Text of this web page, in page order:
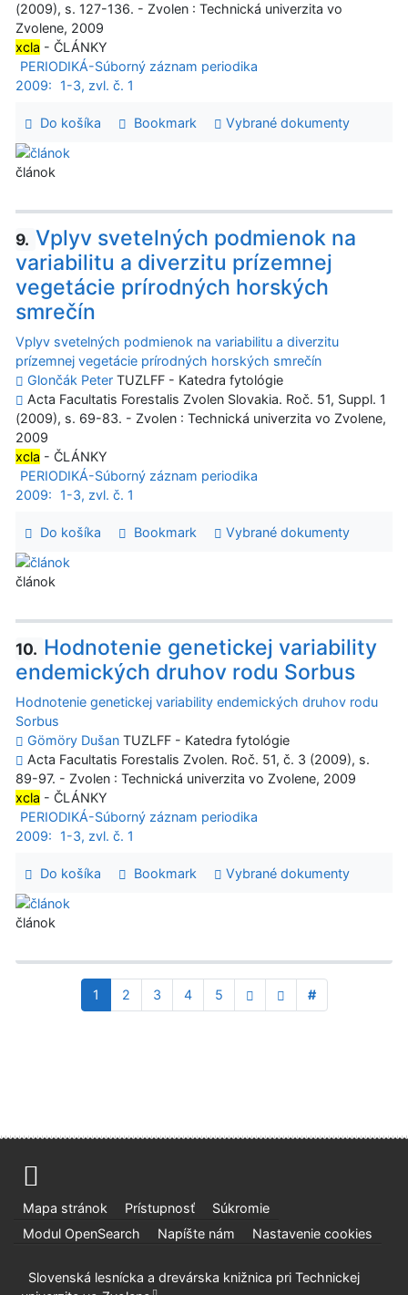
(2009), s. 127-136. - Zvolen : Technická univerzita vo
Zvolene, 2009
xcla - ČLÁNKY
PERIODIKÁ-Súborný záznam periodika
2009:
1-3, zvl. č. 1
Do košíka Bookmark Vybrané dokumenty
článok
9. Vplyv svetelných podmienok na
variabilitu a diverzitu prízemnej
vegetácie prírodných horských
smrečín
Vplyv svetelných podmienok na variabilitu a diverzitu
prízemnej vegetácie prírodných horských smrečín
Glončák Peter TUZLFF - Katedra fytológie
Acta Facultatis Forestalis Zvolen Slovakia. Roč. 51, Suppl. 1
(2009), s. 69-83. - Zvolen : Technická univerzita vo Zvolene,
2009
xcla - ČLÁNKY
PERIODIKÁ-Súborný záznam periodika
2009:
1-3, zvl. č. 1
Do košíka Bookmark Vybrané dokumenty
článok
10. Hodnotenie genetickej variability
endemických druhov rodu Sorbus
Hodnotenie genetickej variability endemických druhov rodu
Sorbus
Gömöry Dušan TUZLFF - Katedra fytológie
Acta Facultatis Forestalis Zvolen. Roč. 51, č. 3 (2009), s.
89-97. - Zvolen : Technická univerzita vo Zvolene, 2009
xcla - ČLÁNKY
PERIODIKÁ-Súborný záznam periodika
2009:
1-3, zvl. č. 1
Do košíka Bookmark Vybrané dokumenty
článok
1 2 3 4 5 #
Mapa stránok Prístupnosť
Súkromie
Modul OpenSearch
Napíšte nám Nastavenie cookies
Slovenská lesnícka a drevárska knižnica pri Technickej